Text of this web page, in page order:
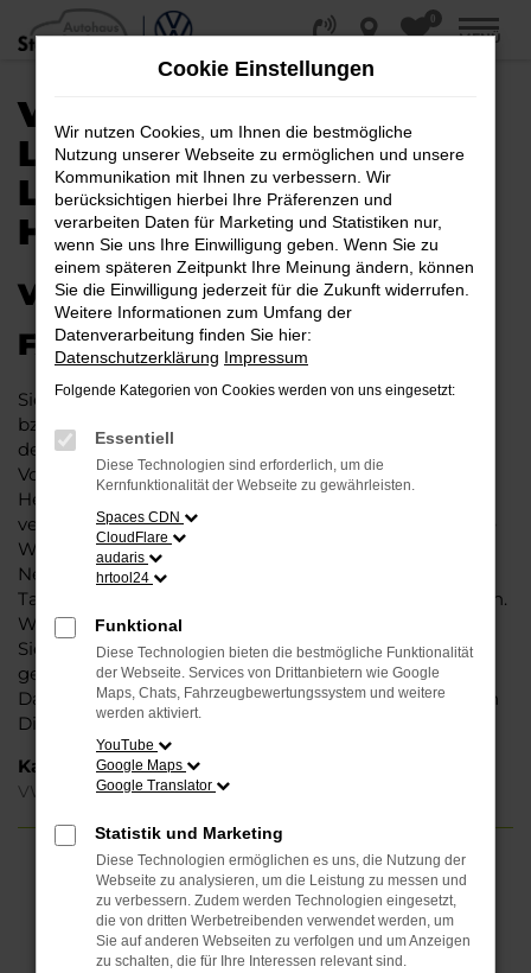
Zum
Hauptinhalt
0
MENÜ
VW UP! KAUFEN,
LEASEN, FINANZIEREN |
LIEFERSERVICE NACH
HAMBURG
VW UP! – IHR PERFEKTES
FAHRZEUG FÜR HAMBURG
Sie möchten in Hamburg und Umgebung mobil sein
bzw. mobil bleiben. Unser Vorschlag ist ein VW up!,
denn dieses Fahrzeug vereint eine ganze Reihe an
Vorzügen. Da ist zunächst einmal die Tradition des
Herstellers. Ein VW up! für Hamburg ist perfekt
verarbeitet und auf Langlebigkeit ausgelegt. Auf diese
Weise können Sie unbedenklich sowohl einen
Neuwagen als auch einen Gebrauchten, sowohl eine
Tageszulassung als auch einen Jahreswagen erwerben.
Wenn Sie sich für Steinböhmer entscheiden, erhalten
Sie einen erheblichen Nachlass bzw. Rabatt und
genießen zudem einen außergewöhnlichen Service.
Das beginnt bei der Beratung und setzt sich mit vielen
Dienstleistungen unserer Meisterwerkstatt fort.
Kategorie
VW up! Gebrauchtwagen Hamburg
FEHLER: NETWORK ERROR
Beim Laden ist ein Fehler aufgetreten.
Hier sind ein paar Tipps, die dir helfen können:
Cookie Einstellungen
Wir nutzen Cookies, um Ihnen die bestmögliche
Nutzung unserer Webseite zu ermöglichen und unsere
Kommunikation mit Ihnen zu verbessern. Wir
berücksichtigen hierbei Ihre Präferenzen und
verarbeiten Daten für Marketing und Statistiken nur,
wenn Sie uns Ihre Einwilligung geben. Wenn Sie zu
einem späteren Zeitpunkt Ihre Meinung ändern, können
Sie die Einwilligung jederzeit für die Zukunft widerrufen.
Weitere Informationen zum Umfang der
Datenverarbeitung finden Sie hier:
Datenschutzerklärung Impressum
Folgende Kategorien von Cookies werden von uns eingesetzt:
Essentiell
Diese Technologien sind erforderlich, um die
Kernfunktionalität der Webseite zu gewährleisten.
Spaces CDN
CloudFlare
audaris
hrtool24
Funktional
Diese Technologien bieten die bestmögliche Funktionalität
der Webseite. Services von Drittanbietern wie Google
Maps, Chats, Fahrzeugbewertungssystem und weitere
werden aktiviert.
YouTube
Google Maps
Google Translator
Statistik und Marketing
Diese Technologien ermöglichen es uns, die Nutzung der
Webseite zu analysieren, um die Leistung zu messen und
zu verbessern. Zudem werden Technologien eingesetzt,
die von dritten Werbetreibenden verwendet werden, um
Sie auf anderen Webseiten zu verfolgen und um Anzeigen
zu schalten, die für Ihre Interessen relevant sind.